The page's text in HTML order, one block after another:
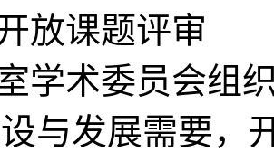
放课题评审
学术委员会组
与发展需要，